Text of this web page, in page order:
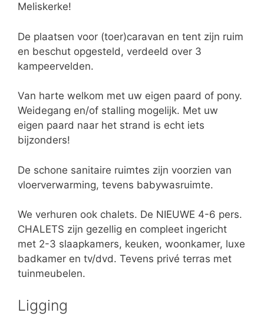
Meliskerke!
De plaatsen voor (toer)caravan en tent zijn ruim
en beschut opgesteld, verdeeld over 3
kampeervelden.
Van harte welkom met uw eigen paard of pony.
Weidegang en/of stalling mogelijk. Met uw
eigen paard naar het strand is echt iets
bijzonders!
De schone sanitaire ruimtes zijn voorzien van
vloerverwarming, tevens babywasruimte.
We verhuren ook chalets. De NIEUWE 4-6 pers.
CHALETS zijn gezellig en compleet ingericht
met 2-3 slaapkamers, keuken, woonkamer, luxe
badkamer en tv/dvd. Tevens privé terras met
tuinmeubelen.
Ligging